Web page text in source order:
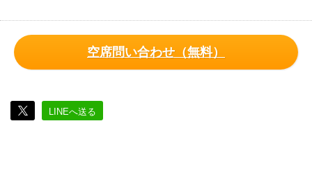
空席問い合わせ（無料）
LINEへ送る